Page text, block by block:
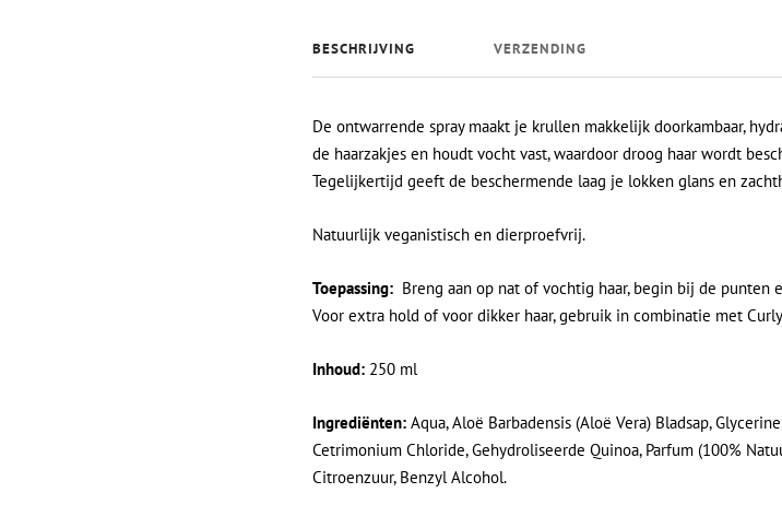
BESCHRIJVING VERZENDING
De ontwarrende spray maakt je krullen makkelijk doorkambaar,
de haarzakjes en houdt vocht vast, waardoor droog haar wordt
Tegelijkertijd geeft de beschermende laag je lokken glans en
Natuurlijk veganistisch en dierproefvrij.
Toepassing: Breng aan op nat of vochtig haar, begin bij de
Voor extra hold of voor dikker haar, gebruik in combinatie met
Inhoud: 250 ml
Ingrediënten: Aqua, Aloë Barbadensis (Aloë Vera) Bladsap,
Cetrimonium Chloride, Gehydroliseerde Quinoa, Parfum (100%
Citroenzuur, Benzyl Alcohol.